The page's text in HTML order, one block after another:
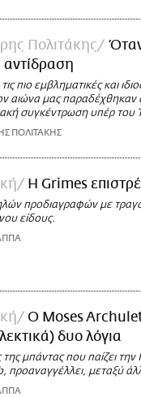
Πολιτάκης
πιο εμβληματικές και
αιώνα μας παραδέχθηκαν
συγκέντρωση υπέρ του
ΠΟΛΙΤΑΚΗΣ
Η Grimes
προδιαγραφών με
είδους.
Ο Mοses
δυο λόγια
της μπάντας που παίζει
προαναγγέλλει, μεταξύ